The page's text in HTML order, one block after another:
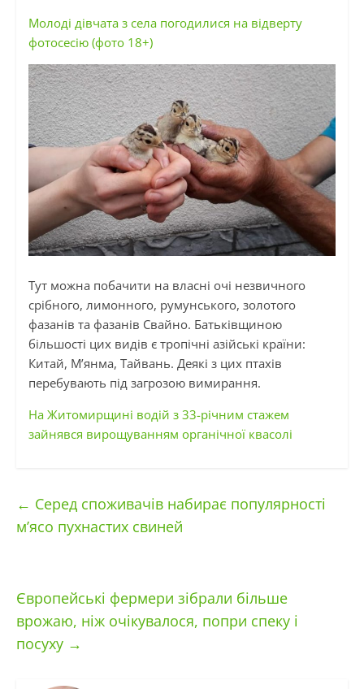
Молоді дівчата з села погодилися на відверту
фотосесію (фото 18+)
Тут можна побачити на власні очі незвичного
срібного, лимонного, румунського, золотого
фазанів та фазанів Свайно. Батьківщиною
більшості цих видів є тропічні азійські країни:
Китай, М’янма, Тайвань. Деякі з цих птахів
перебувають під загрозою вимирання.
На Житомирщині водій з 33-річним стажем
зайнявся вирощуванням органічної квасолі
← Серед споживачів набирає популярності
м’ясо пухнастих свиней
Європейські фермери зібрали більше
врожаю, ніж очікувалося, попри спеку і
посуху →